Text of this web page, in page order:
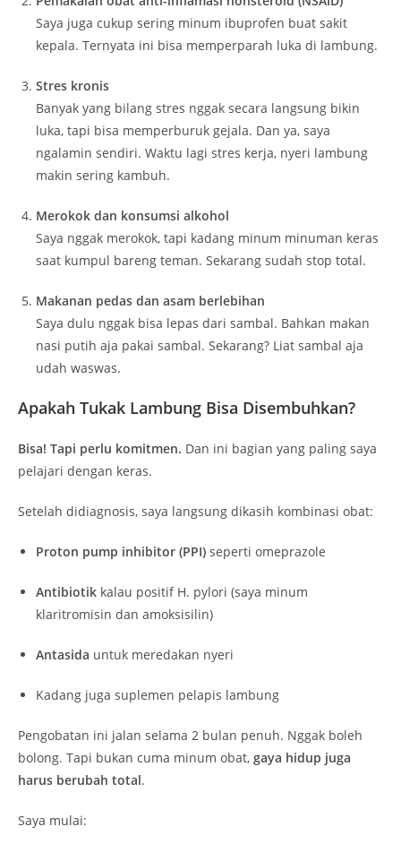
Saya juga cukup sering minum ibuprofen buat sakit
kepala. Ternyata ini bisa memperparah luka di lambung.
Stres kronis
Banyak yang bilang stres nggak secara langsung bikin
luka, tapi bisa memperburuk gejala. Dan ya, saya
ngalamin sendiri. Waktu lagi stres kerja, nyeri lambung
makin sering kambuh.
Merokok dan konsumsi alkohol
Saya nggak merokok, tapi kadang minum minuman keras
saat kumpul bareng teman. Sekarang sudah stop total.
Makanan pedas dan asam berlebihan
Saya dulu nggak bisa lepas dari sambal. Bahkan makan
nasi putih aja pakai sambal. Sekarang? Liat sambal aja
udah waswas.
Apakah Tukak Lambung Bisa Disembuhkan?
Bisa! Tapi perlu komitmen. Dan ini bagian yang paling saya
pelajari dengan keras.
Setelah didiagnosis, saya langsung dikasih kombinasi obat:
Proton pump inhibitor (PPI) seperti omeprazole
Antibiotik kalau positif H. pylori (saya minum
klaritromisin dan amoksisilin)
Antasida untuk meredakan nyeri
Kadang juga suplemen pelapis lambung
Pengobatan ini jalan selama 2 bulan penuh. Nggak boleh
bolong. Tapi bukan cuma minum obat, gaya hidup juga
harus berubah total.
Saya mulai: